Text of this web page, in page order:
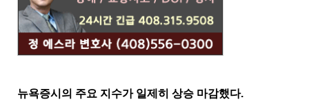
뉴욕증시의 주요 지수가 일제히 상승 마감했다.